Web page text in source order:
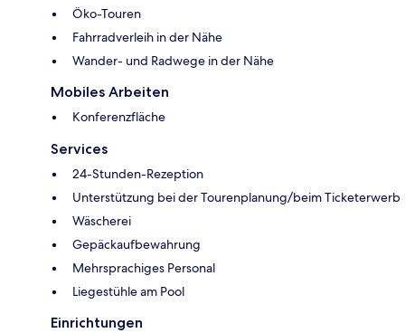
Öko-Touren
Fahrradverleih in der Nähe
Wander- und Radwege in der Nähe
Mobiles Arbeiten
Konferenzfläche
Services
24-Stunden-Rezeption
Unterstützung bei der Tourenplanung/beim Ticketerwerb
Wäscherei
Gepäckaufbewahrung
Mehrsprachiges Personal
Liegestühle am Pool
Einrichtungen